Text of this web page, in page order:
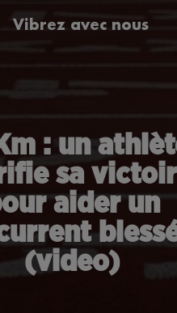
Vibrez avec nous
: un
sa
aider un
(video)